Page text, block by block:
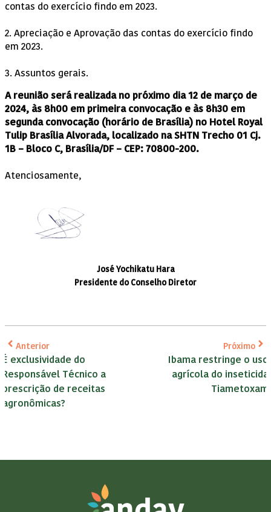
contas do exercício findo em 2023.
2. Apreciação e Aprovação das contas do exercício findo
em 2023.
3. Assuntos gerais.
A reunião será realizada no próximo dia 12 de março de
2024, às 8h00 em primeira convocação e às 8h30 em
segunda convocação (horário de Brasília) no Hotel Royal
Tulip Brasília Alvorada, localizado na SHTN Trecho 01 Cj.
1B – Bloco C, Brasília/DF – CEP: 70800-200.
Atenciosamente,
José Yochikatu Hara
Presidente do Conselho Diretor
Anterior
É exclusividade do
Responsável Técnico a
prescrição de receitas
agronômicas?
Próximo
Ibama restringe o uso
agrícola do inseticida
Tiametoxam